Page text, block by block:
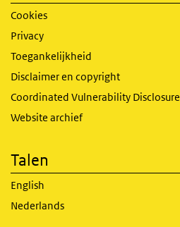
Cookies
Privacy
Toegankelijkheid
Disclaimer en copyright
Coordinated Vulnerability Disclosure
Website archief
Talen
English
Nederlands